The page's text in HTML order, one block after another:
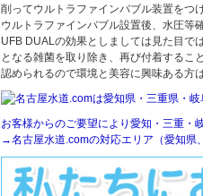
削ってウルトラファインバブル装置をつけ
ウルトラファインバブル設置後、水圧等
UFB DUALの効果としましては見た目で
となる雑菌を取り除き、再び付着するこ
認められるので環境と美容に興味ある方
お客様からのご要望により愛知・三重・
→名古屋水道.comの対応エリア（愛知県